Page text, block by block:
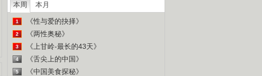
本周 本月
1 《性与爱的抉择》
2 《两性奥秘》
3 《上甘岭-最长的43天》
4 《舌尖上的中国》
5 《中国美食探秘》